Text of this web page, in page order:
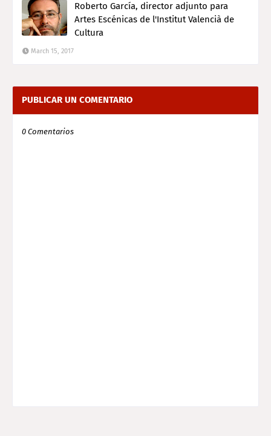
Roberto García, director adjunto para
Artes Escénicas de l'Institut Valencià de
Cultura
March 15, 2017
PUBLICAR UN COMENTARIO
0 Comentarios